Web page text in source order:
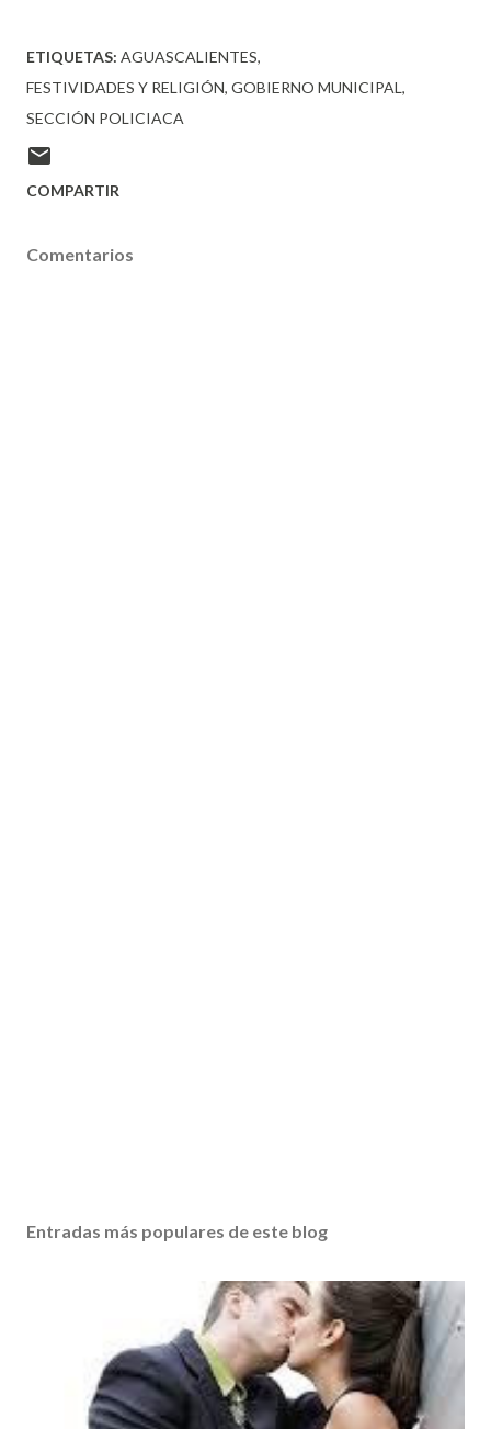
ETIQUETAS: AGUASCALIENTES
FESTIVIDADES Y RELIGIÓN GOBIERNO MUNICIPAL
SECCIÓN POLICIACA
COMPARTIR
Comentarios
Entradas más populares de este blog